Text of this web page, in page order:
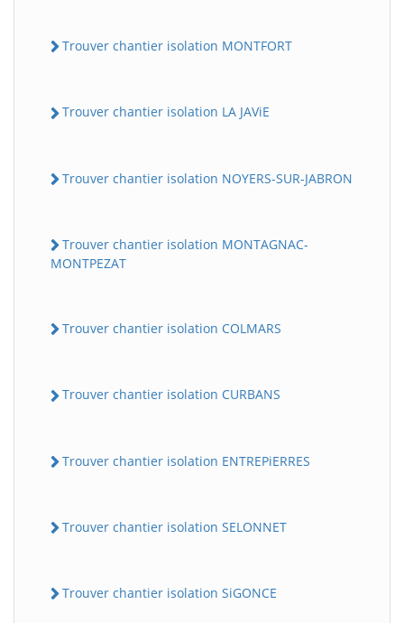
Trouver chantier isolation MONTFORT
Trouver chantier isolation LA JAViE
Trouver chantier isolation NOYERS-SUR-JABRON
Trouver chantier isolation MONTAGNAC-
MONTPEZAT
Trouver chantier isolation COLMARS
Trouver chantier isolation CURBANS
Trouver chantier isolation ENTREPiERRES
Trouver chantier isolation SELONNET
Trouver chantier isolation SiGONCE